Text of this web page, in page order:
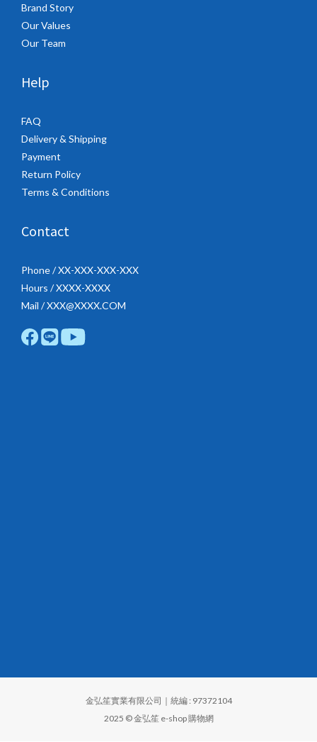
Brand Story
Our Values
Our Team
Help
FAQ
Delivery & Shipping
Payment
Return Policy
Terms & Conditions
Contact
Phone / XX-XXX-XXX-XXX
Hours / XXXX-XXXX
Mail / XXX@XXXX.COM
金弘笙實業有限公司｜統編 : 97372104
2025 © 金弘笙 e-shop 購物網